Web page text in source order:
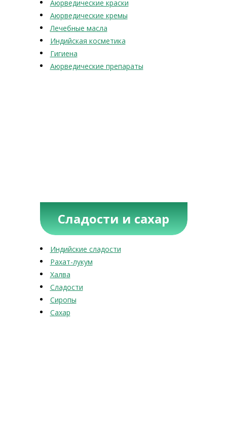
Аюрведические краски
Аюрведические кремы
Лечебные масла
Индийская косметика
Гигиена
Аюрведические препараты
Сладости и сахар
Индийские сладости
Рахат-лукум
Халва
Сладости
Сиропы
Сахар